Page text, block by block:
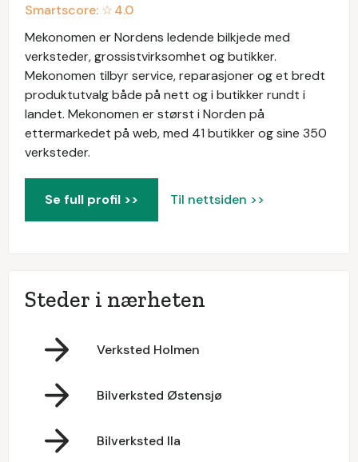
Smartscore: ☆4.0
Mekonomen er Nordens ledende bilkjede med
verksteder, grossistvirksomhet og butikker.
Mekonomen tilbyr service, reparasjoner og et bredt
produktutvalg både på nett og i butikker rundt i
landet. Mekonomen er størst i Norden på
ettermarkedet på web, med 41 butikker og sine 350
verksteder.
Se full profil >> Til nettsiden >>
Steder i nærheten
Verksted Holmen
Bilverksted Østensjø
Bilverksted Ila